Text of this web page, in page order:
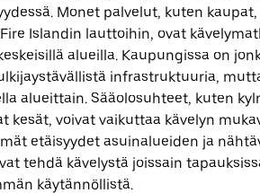
Monet palvelut, kuten
Islandin lauttoihin, ovat
alueilla. Kaupungissa on
infrastruktuuria,
alueittain. Sääolosuhteet, kuten
kesät, voivat vaikuttaa kävelyn
etäisyydet asuinalueiden ja
tehdä kävelystä joissain
käytännöllistä.